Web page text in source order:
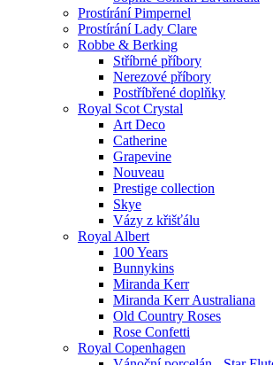
Prostírání Pimpernel
Prostírání Lady Clare
Robbe & Berking
Stříbrné příbory
Nerezové příbory
Postříbřené doplňky
Royal Scot Crystal
Art Deco
Catherine
Grapevine
Nouveau
Prestige collection
Skye
Vázy z křišťálu
Royal Albert
100 Years
Bunnykins
Miranda Kerr
Miranda Kerr Australiana
Old Country Roses
Rose Confetti
Royal Copenhagen